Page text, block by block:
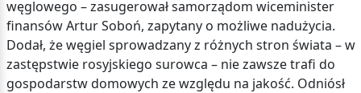
węglowego – zasugerował samorządom wiceminister
finansów Artur Soboń, zapytany o możliwe nadużycia.
Dodał, że węgiel sprowadzany z różnych stron świata – w
zastępstwie rosyjskiego surowca – nie zawsze trafi do
gospodarstw domowych ze względu na jakość. Odniósł